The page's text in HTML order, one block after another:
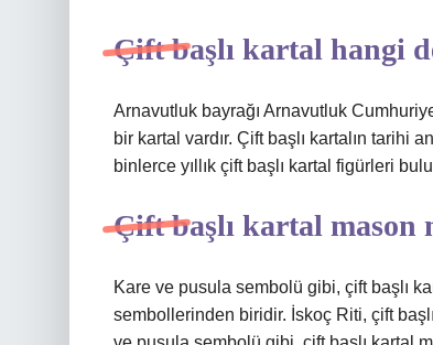
Çift başlı kartal hangi
Arnavutluk bayrağı Arnavutluk
bir kartal vardır. Çift başlı kartalın tarihi
binlerce yıllık çift başlı kartal figürleri
Çift başlı kartal mason
Kare ve pusula sembolü gibi, çift başlı
sembollerinden biridir. İskoç Riti, çift